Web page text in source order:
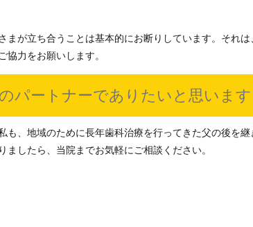
まが立ち合うことは基本的にお断りしています。それ
力をお願いします。
パートナーでありたいと思います
も、地域のために長年歯科治療を行ってきた父の後を
したら、当院までお気軽にご相談ください。